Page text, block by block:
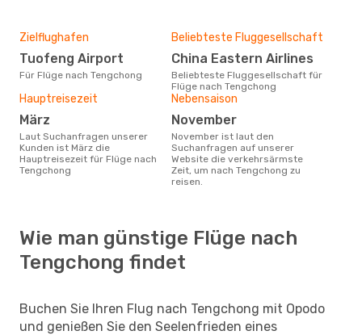
Zielflughafen
Tuofeng Airport
Für Flüge nach Tengchong
Beliebteste Fluggesellschaft
China Eastern Airlines
Beliebteste Fluggesellschaft für
Flüge nach Tengchong
Hauptreisezeit
März
Laut Suchanfragen unserer
Kunden ist März die
Hauptreisezeit für Flüge nach
Tengchong
Nebensaison
November
November ist laut den
Suchanfragen auf unserer
Website die verkehrsärmste
Zeit, um nach Tengchong zu
reisen.
Wie man günstige Flüge nach
Tengchong findet
Buchen Sie Ihren Flug nach Tengchong mit Opodo
und genießen Sie den Seelenfrieden eines